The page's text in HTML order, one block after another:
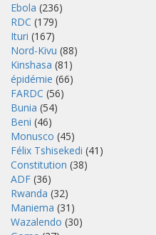
Ebola (236)
RDC (179)
Ituri (167)
Nord-Kivu (88)
Kinshasa (81)
épidémie (66)
FARDC (56)
Bunia (54)
Beni (46)
Monusco (45)
Félix Tshisekedi (41)
Constitution (38)
ADF (36)
Rwanda (32)
Maniema (31)
Wazalendo (30)